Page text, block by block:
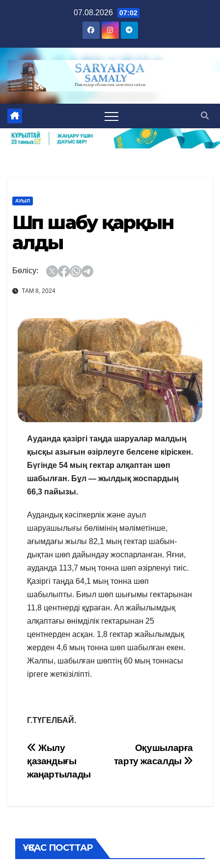
07.08.2026 07:02
АУЫЛ
Шөп шабу қарқын
алды
Бөлісу:
ТАМ 8, 2024
Ауданда қазіргі таңда шаруалар малдың
қысқы азығын әзірлеуге белсене кіріскен.
Бүгінде 54 мың гектар алқаптан шөп
шабылған. Бұл — жылдық жоспардың
66,3 пайызы.
Аудандық кәсіпкерлік және ауыл
шаруашылығы бөлімінің мәліметінше,
ағымдағы жылы 82,1 мың гектар шабын-
дықтан шөп дайындау жоспарланған. Яғни,
ауданда 113,7 мың тонна шөп әзірленуі тиіс.
Қазіргі таңда 64,1 мың тонна шөп
шабылыпты. Биыл шөп шығымы гектарынан
11,8 центнерді құраған. Ал жайылымдық
алқаптағы өнімділік гектарынан 25
центнерден асқан. 1,8 гектар жайылымдық
жерден 4,6 мың тонна шөп шабылған екен.
Жалпы, шабылған шөптің 60 мың тоннасы
іргеге жеткізіліпті.
Г.ТҮГЕЛБАЙ.
Навигация
по
Оқушыларға
тарту жасалды
Жылу
қазандығы
жаңартылады
ҰҚСАС ПОСТТАР